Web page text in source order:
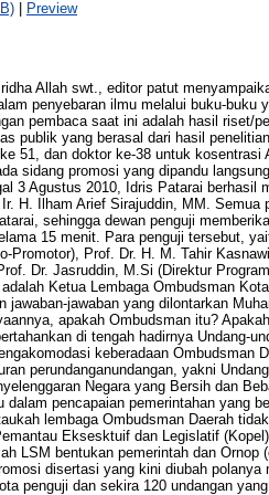
Preview
Allah swt., editor patut
penyebaran ilmu melalui buku-buku
pembaca saat ini adalah hasil riset/
publik yang berasal dari hasil
51, dan doktor ke-38 untuk
sidang promosi yang dipandu
3 Agustus 2010, Idris Patarai berhasil
H. Ilham Arief Sirajuddin, MM. Semua
sehingga dewan penguji
15 menit. Para penguji tersebut,
Promotor), Prof. Dr. H. M. Tahir
Dr. Jasruddin, M.Si (Direktur
Ketua Lembaga Ombudsman
jawaban-jawaban yang dilontarkan
apakah Ombudsman itu?
di tengah hadirnya Undang-
keberadaan Ombudsman
perundanganundangan, yakni
Negara yang Bersih dan
dalam pencapaian pemerintahan yang
lembaga Ombudsman Daerah
Eksesktuif dan Legislatif
LSM bentukan pemerintah dan
disertasi yang kini diubah
penguji dan sekira 120 undangan